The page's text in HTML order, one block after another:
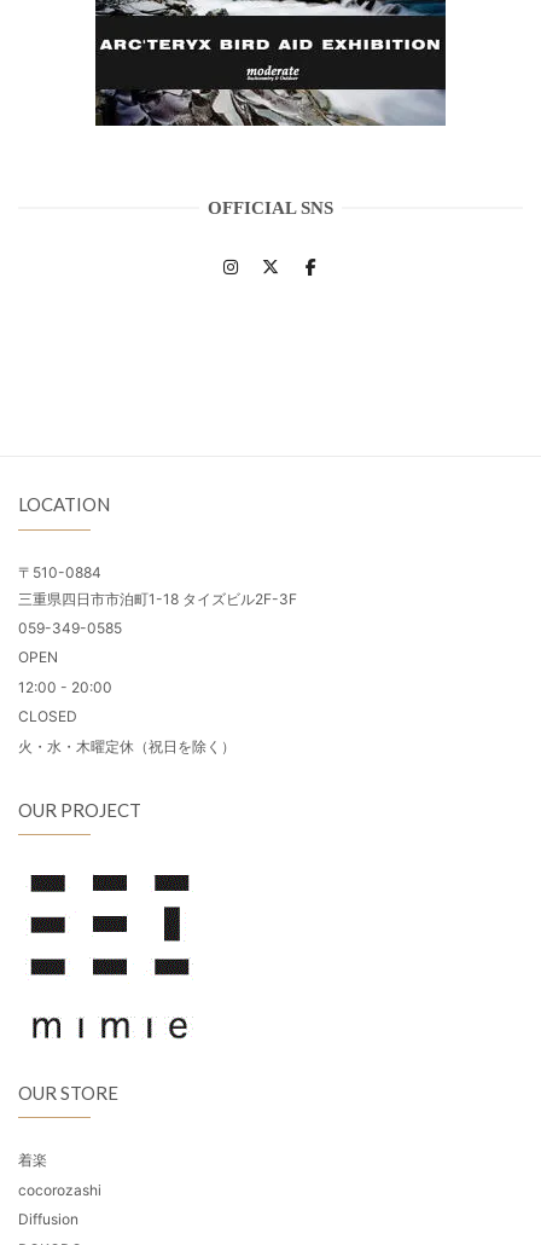
OFFICIAL SNS
LOCATION
〒510-0884
三重県四日市市泊町1-18 タイズビル2F-3F
059-349-0585
OPEN
12:00 - 20:00
CLOSED
火・水・木曜定休（祝日を除く）
OUR PROJECT
OUR STORE
着楽
cocorozashi
Diffusion